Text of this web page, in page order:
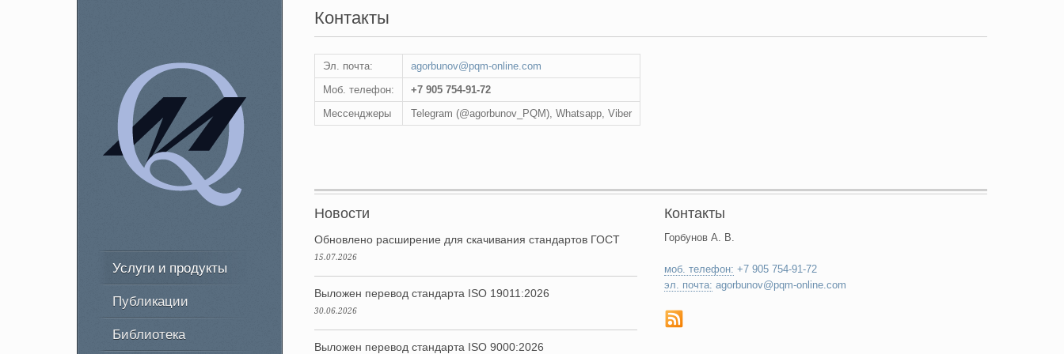
Услуги и продукты
Публикации
Библиотека
Контакты
Эл. почта:
agorbunov@pqm-online.com
Моб. телефон:
+7 905 754-91-72
Мессенджеры
Telegram (@agorbunov_PQM), Whatsapp, Viber
Новости
Обновлено расширение для скачивания стандартов ГОСТ
15.07.2026
Выложен перевод стандарта ISO 19011:2026
30.06.2026
Выложен перевод стандарта ISO 9000:2026
Контакты
Горбунов А. В.
моб. телефон: +7 905 754-91-72
эл. почта: agorbunov@pqm-online.com